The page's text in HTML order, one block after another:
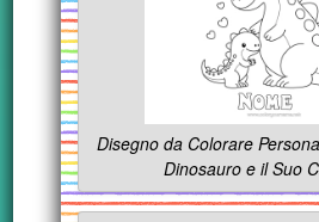
Disegno da Colorare
Dinosauro e il Suo